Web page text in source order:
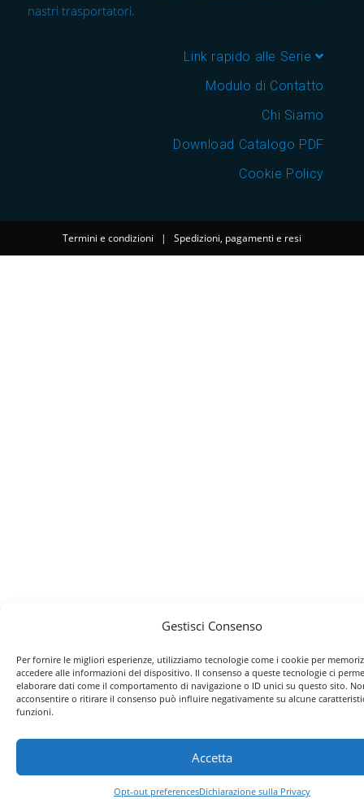
Gestisci Consenso
Per fornire le migliori esperienze, utilizziamo tecnologie come i cookie per
accedere alle informazioni del dispositivo. Il consenso a queste tecnologie ci
elaborare dati come il comportamento di navigazione o ID unici su questo sito.
acconsentire o ritirare il consenso può influire negativamente su alcune
funzioni.
Accetta
Opt-out preferencesDichiarazione sulla Privacy
nastri trasportatori.
Link rapido alle Serie
Modulo di Contatto
Chi Siamo
Download Catalogo PDF
Cookie Policy
Termini e condizioni | Spedizioni, pagamenti e resi